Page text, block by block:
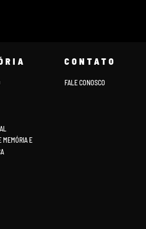
MEMÓRIA E
CONTATO
FALE CONOSCO